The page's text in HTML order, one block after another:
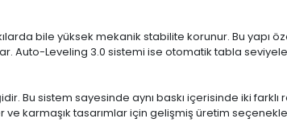
bile yüksek mekanik stabilite korunur. Bu
Leveling 3.0 sistemi ise otomatik tabla
Bu sistem sayesinde aynı baskı içerisinde iki farklı
karmaşık tasarımlar için gelişmiş üretim